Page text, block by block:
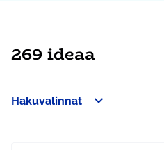
269 ideaa
Hakuvalinnat